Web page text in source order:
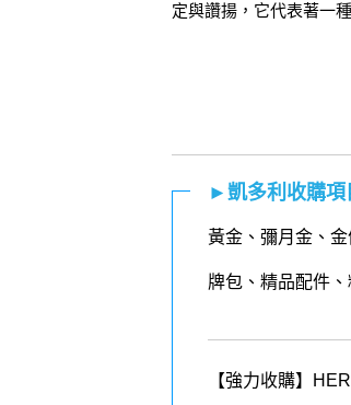
定與讚揚，它代表著一
►凱多利收購項
黃金 、 彌月金 、 金
牌包、精品配件
【強力收購】